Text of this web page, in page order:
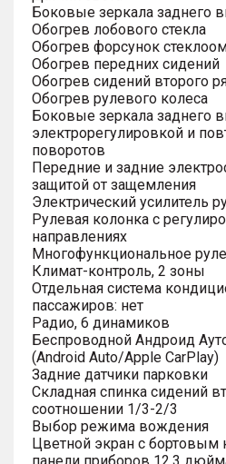
Боковые зеркала заднего
Обогрев лобового стекла
Обогрев форсунок
Обогрев передних сидений
Обогрев сидений второго
Обогрев рулевого колеса
Боковые зеркала заднего
электрорегулировкой и
поворотов
Передние и задние
защитой от защемления
Электрический усилитель
Рулевая колонка с
направлениях
Многофункциональное
Климат-контроль, 2 зоны
Отдельная система
пассажиров: нет
Радио, 6 динамиков
Беспроводной Андроид
(Android Auto/Apple CarPlay)
Задние датчики парковки
Складная спинка сидений
соотношении 1/3-2/3
Выбор режима вождения
Цветной экран с
панели приборов 12.3